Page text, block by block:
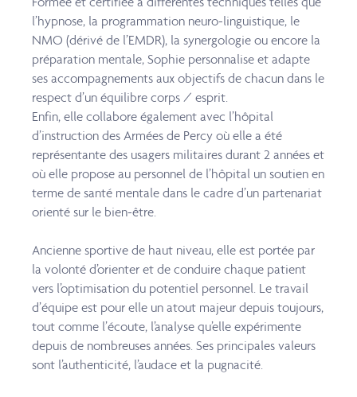
l’hypnose, la programmation neuro-linguistique, le
NMO (dérivé de l’EMDR), la synergologie ou encore la
préparation mentale,Sophie personnalise et adapte
ses accompagnements aux objectifs de chacun dans le
respectd’un équilibre corps / esprit.
Enfin, elle collabore également avec l’hôpital
d’instruction des Armées de Percy où elle a été
représentante des usagers militaires durant 2 années et
où elle propose au personnel de l’hôpital un soutien en
terme de santé mentale dans le cadre d’un partenariat
orienté sur le bien-être.
Ancienne sportive de haut niveau, elle est portée par
la volonté d’orienter et de conduirechaque patient
vers l’optimisation du potentiel personnel. Le travail
d’équipe est pour elle unatout majeur depuis toujours,
tout comme l’écoute, l’analyse qu’elle expérimente
depuis de nombreuses années. Ses principales valeurs
sont l’authenticité, l’audace et la pugnacité.